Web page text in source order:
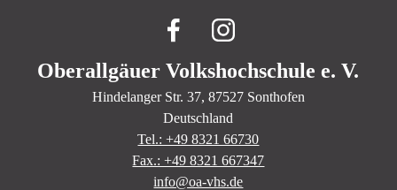
Oberallgäuer Volkshochschule e. V.
Hindelanger Str. 37, 87527 Sonthofen
Deutschland
Tel.: +49 8321 66730
Fax.: +49 8321 667347
info@oa-vhs.de